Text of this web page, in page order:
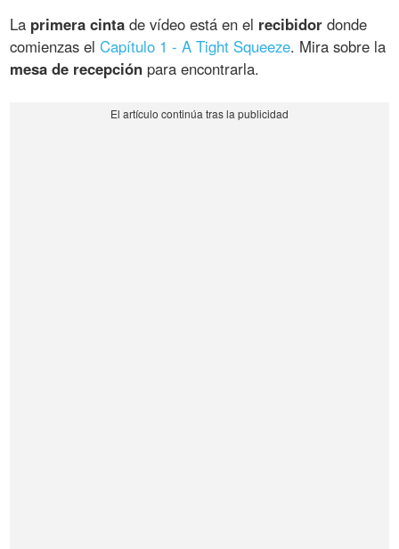
La primera cinta de vídeo está en el recibidor donde
comienzas elCapítulo 1 - A Tight Squeeze. Mira sobre la
mesa de recepción para encontrarla.